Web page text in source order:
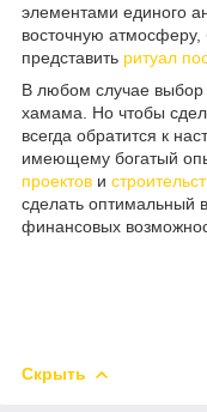
элементами единого
восточную атмосферу,
представить ритуал
В любом случае выбор
хамама. Но чтобы
всегда обратится к
имеющему богатый
проектов и
сделать оптимальный
финансовых
Скрыть